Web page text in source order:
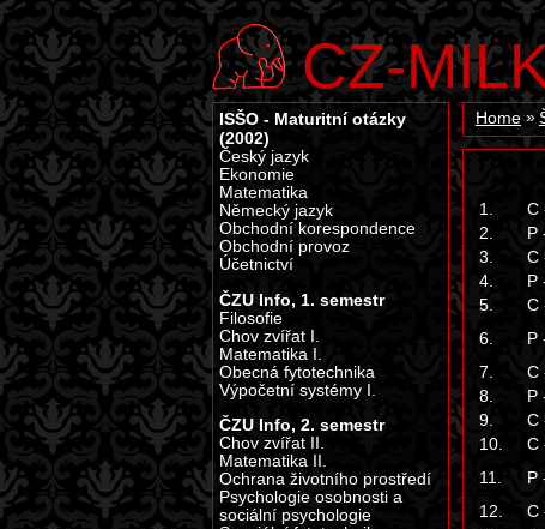
CZ-
Home
1. C
2.
P
3.
C
4.
P
5.
C
6.
P
7.
C
8.
P
9.
C
10.
C
11.
P
12.
C
ISŠO - Maturitní otázky
(2002)
Český jazyk
Ekonomie
Matematika
Německý jazyk
Obchodní korespondence
Obchodní provoz
Účetnictví
ČZU Info, 1. semestr
Filosofie
Chov zvířat I.
Matematika I.
Obecná fytotechnika
Výpočetní systémy I.
ČZU Info, 2. semestr
Chov zvířat II.
Matematika II.
Ochrana životního prostředí
Psychologie osobnosti a
sociální psychologie